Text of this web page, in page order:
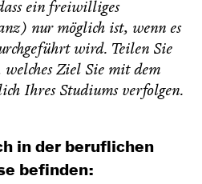
ein freiwilliges
nur möglich ist, wenn es
wird. Teilen Sie
Ziel Sie mit dem
Ihres Studiums verfolgen.
in der beruflichen
befinden: